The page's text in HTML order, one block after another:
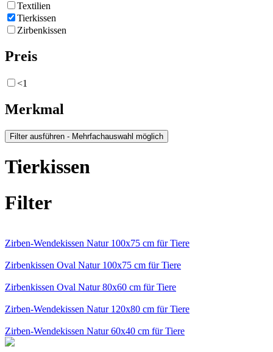
Textilien
Tierkissen
Zirbenkissen
Preis
<1
Merkmal
Tierkissen
Filter
Zirben-Wendekissen Natur 100x75 cm für Tiere
Zirbenkissen Oval Natur 100x75 cm für Tiere
Zirbenkissen Oval Natur 80x60 cm für Tiere
Zirben-Wendekissen Natur 120x80 cm für Tiere
Zirben-Wendekissen Natur 60x40 cm für Tiere